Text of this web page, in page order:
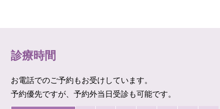
診療時間
お電話でのご予約もお受けしています。
予約優先ですが、予約外当日受診も可能です。